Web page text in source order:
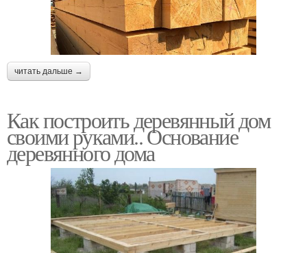
читать дальше →
Как построить деревянный дом
своими руками.. Основание
деревянного дома